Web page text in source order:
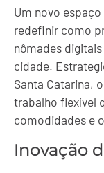
Um novo
redefinir como
nômades
cidade.
Santa Catarina,
trabalho flexível
comodidades e
Inovação